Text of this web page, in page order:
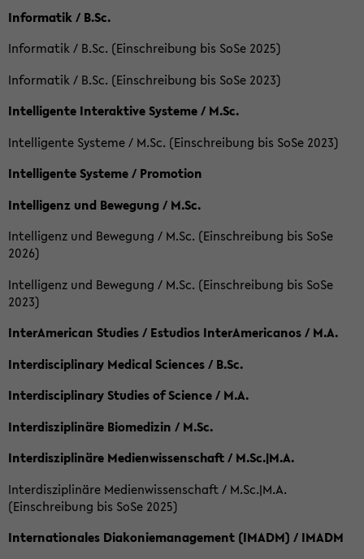
Informatik / B.Sc.
Informatik / B.Sc. (Einschreibung bis SoSe 2025)
Informatik / B.Sc. (Einschreibung bis SoSe 2023)
Intelligente Interaktive Systeme / M.Sc.
Intelligente Systeme / M.Sc. (Einschreibung bis SoSe 2023)
Intelligente Systeme / Promotion
Intelligenz und Bewegung / M.Sc.
Intelligenz und Bewegung / M.Sc. (Einschreibung bis SoSe
2026)
Intelligenz und Bewegung / M.Sc. (Einschreibung bis SoSe
2023)
InterAmerican Studies / Estudios InterAmericanos / M.A.
Interdisciplinary Medical Sciences / B.Sc.
Interdisciplinary Studies of Science / M.A.
Interdisziplinäre Biomedizin / M.Sc.
Interdisziplinäre Medienwissenschaft / M.Sc.|M.A.
Interdisziplinäre Medienwissenschaft / M.Sc.|M.A.
(Einschreibung bis SoSe 2025)
Internationales Diakoniemanagement (IMADM) / IMADM